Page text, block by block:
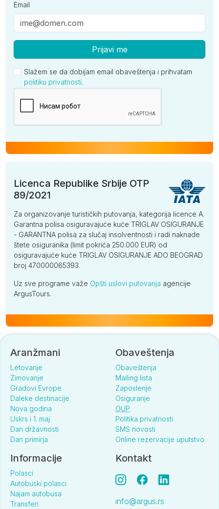
Email
Prijavi me
Slažem se da dobijam email obaveštenja i prihvatam
politiku privatnosti.
Licenca Republike Srbije OTP
89/2021
Za organizovanje turističkih putovanja, kategorija licence A.
Garantna polisa osiguravajuće kuće TRIGLAV OSIGURANJE
- GARANTNA polisa za slučaj insolventnosti i radi naknade
štete osiguranika (limit pokrića 250.000 EUR) od
osiguravajuće kuće TRIGLAV OSIGURANJE ADO BEOGRAD
broj 470000065393.
Uz sve programe važe Opšti uslovi putovanja agencije
ArgusTours.
Aranžmani
Letovanje
Zimovanje
Gradovi Evrope
Daleke destinacije
Nova godina
Uskrs i 1. maj
Dan državnosti
Dan primirja
Obaveštenja
Obaveštenja
Mailing lista
Zaposlenje
Osiguranje
OUP
Politika privatnosti
SMS novosti
Online rezervacije uputstvo
Informacije
Polasci
Autobuski polasci
Najam autobusa
Transferi
Kontakt
info@argus.rs